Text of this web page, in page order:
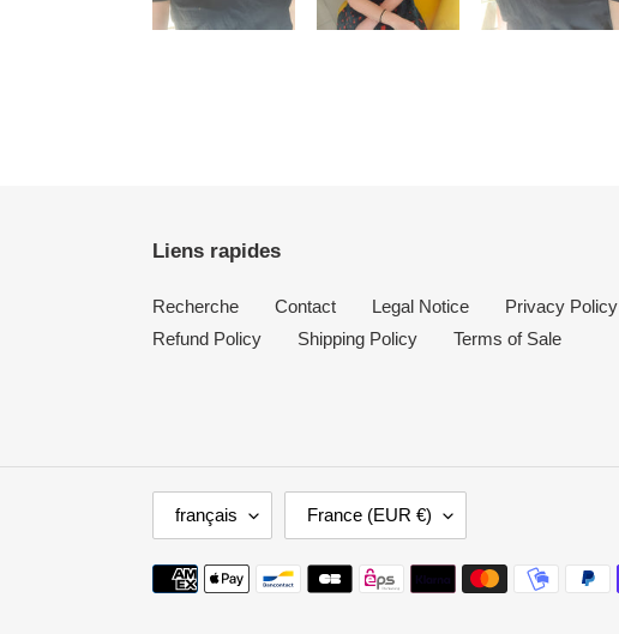
Liens rapides
Recherche Contact Legal Notice
Privacy Policy
Refund Policy
Shipping Policy Terms of Sale
A
N
G
français
A
Y
S
France (EUR €)
Moyens